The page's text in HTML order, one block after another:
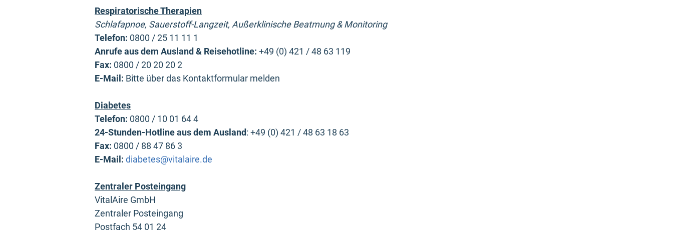
Respiratorische Therapien
Schlafapnoe, Sauerstoff-Langzeit, Außerklinische Beatmung & Monitoring
Telefon: 0800 / 25 11 11 1
Anrufe aus dem Ausland & Reisehotline: +49 (0) 421 / 48 63 119
Fax: 0800 / 20 20 20 2
E-Mail: Bitte über das Kontaktformular melden
Diabetes
Telefon: 0800 / 10 01 64 4
24-Stunden-Hotline aus dem Ausland: +49 (0) 421 / 48 63 18 63
Fax: 0800 / 88 47 86 3
E-Mail: diabetes@vitalaire.de
Zentraler Posteingang
VitalAire GmbH
Zentraler Posteingang
Postfach 54 01 24